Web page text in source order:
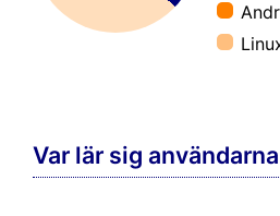
Var lär sig